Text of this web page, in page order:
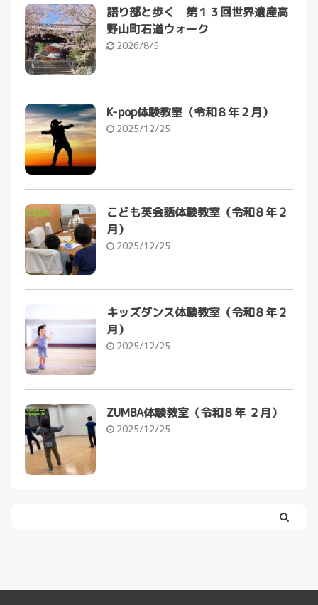
語り部と歩く 第１３回世界遺産高
野山町石道ウォーク
2026/8/5
K-pop体験教室（令和８年２月）
2025/12/25
こども英会話体験教室（令和８年２
月）
2025/12/25
キッズダンス体験教室（令和８年２
月）
2025/12/25
ZUMBA体験教室（令和８年 ２月）
2025/12/25